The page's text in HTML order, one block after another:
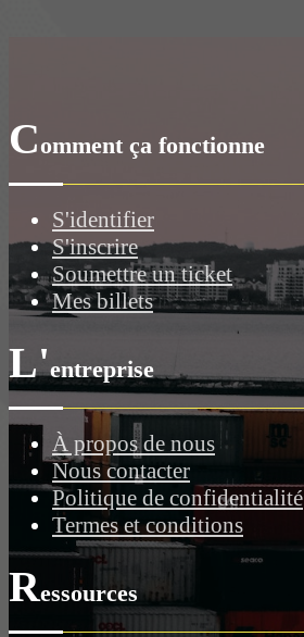
Comment ça fonctionne
S'identifier
S'inscrire
Soumettre un ticket
Mes billets
L'entreprise
À propos de nous
Nous contacter
Politique de confidentialité
Termes et conditions
Ressources